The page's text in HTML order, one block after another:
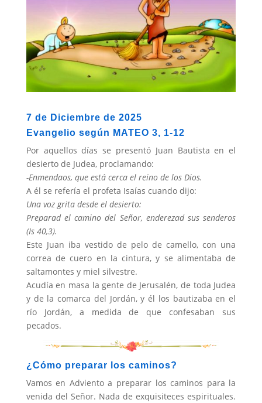
7 de Diciembre de 2025
Evangelio según MATEO 3, 1-12
Por aquellos días se presentó Juan Bautista en el
desierto de Judea, proclamando:
-Enmendaos, que está cerca el reino de los Dios.
A él se refería el profeta Isaías cuando dijo:
Una voz grita desde el desierto:
Preparad el camino del Señor, enderezad sus senderos
(Is 40,3).
Este Juan iba vestido de pelo de camello, con una
correa de cuero en la cintura, y se alimentaba de
saltamontes y miel silvestre.
Acudía en masa la gente de Jerusalén, de toda Judea
y de la comarca del Jordán, y él los bautizaba en el
río Jordán, a medida de que confesaban sus
pecados.
¿Cómo preparar los caminos?
Vamos en Adviento a preparar los caminos para la
venida del Señor. Nada de exquisiteces espirituales.